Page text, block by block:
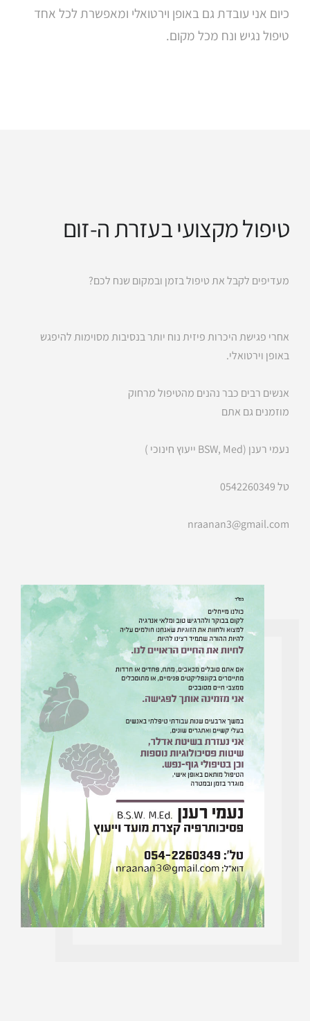
​​​​​​​כיום אני עובדת גם באופן וירטואלי ומאפשרת לכל אחד
טיפול נגיש ונח מכל מקום.
טיפול מקצועי בעזרת ה-זום
מעדיפים לקבל את טיפול בזמן ובמקום שנח לכם?
אחרי פגישת היכרות פיזית נוח יותר בנסיבות מסוימות להיפגש
באופן וירטואלי.
אנשים רבים כבר נהנים מהטיפול מרחוק
​​​​​​​מוזמנים גם אתם
נעמי רענן (BSW, Med ייעוץ חינוכי )
טל 0542260349
nraanan3@gmail.com